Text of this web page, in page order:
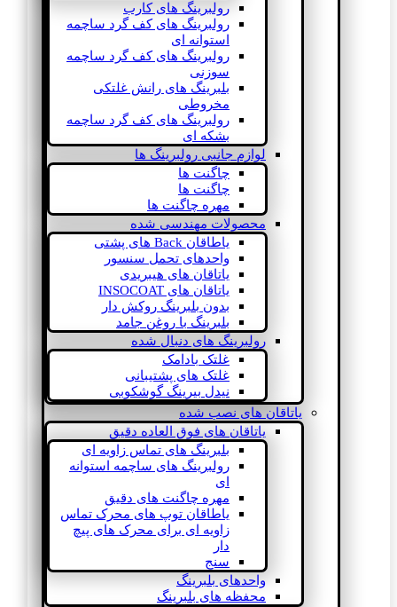
رولبرینگ های کارب
رولبرینگ های کف گرد ساچمه
استوانه ای
رولبرینگ های کف گرد ساچمه
سوزنی
بلبرینگ های رانش غلتکی
مخروطی
رولبرینگ های کف گرد ساچمه
بشکه ای
لوازم جانبی رولبرینگ ها
چاگنت ها
چاگنت ها
مهره چاگنت ها
محصولات مهندسی شده
یاطاقان Back های پشتی
واحدهای تحمل سنسور
یاتاقان های هیبریدی
یاتاقان های INSOCOAT
بدون بلبرینگ روکش دار
بلبرینگ با روغن جامد
رولبرینگ های دنبال شده
غلتک بادامک
غلتک های پشتیبانی
نیدل بیرینگ گوشکوبی
یاتاقان های نصب شده
یاتاقان های فوق العاده دقیق
بلبرینگ های تماس زاویه ای
رولبرینگ های ساچمه استوانه
ای
مهره چاگنت های دقیق
یاطاقان توپ های محرک تماس
زاویه ای برای محرک های پیچ
دار
سنج
واحدهای بلبرینگ
محفظه های بلبرینگ